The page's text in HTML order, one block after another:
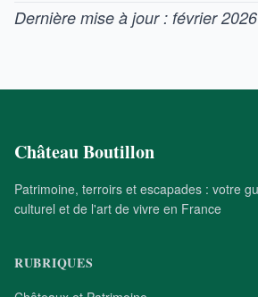
Dernière mise à jour : février 2026
Château Boutillon
Patrimoine, terroirs et escapades : votre
culturel et de l'art de vivre en France
RUBRIQUES